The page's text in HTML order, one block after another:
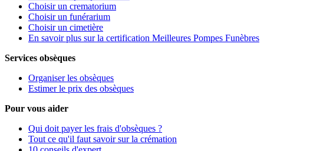
Choisir un crematorium
Choisir un funérarium
Choisir un cimetière
En savoir plus sur la certification Meilleures Pompes Funèbres
Services obsèques
Organiser les obsèques
Estimer le prix des obsèques
Pour vous aider
Qui doit payer les frais d'obsèques ?
Tout ce qu'il faut savoir sur la crémation